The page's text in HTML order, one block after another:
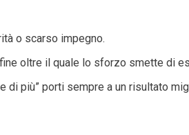
o scarso impegno.
oltre il quale lo sforzo smette di
più” porti sempre a un risultato